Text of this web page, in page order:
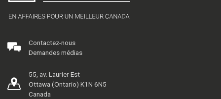
Contactez-nous
Demandes médias
55, av. Laurier Est
Ottawa (Ontario) K1N 6N5
Canada